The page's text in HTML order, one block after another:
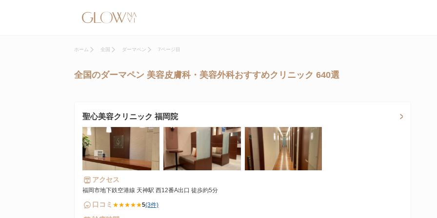
ホーム 全国 ダーマペン 7ページ目
全国のダーマペン 美容皮膚科・美容外科おすすめクリニック 640選
聖心美容クリニック 福岡院
アクセス
福岡市地下鉄空港線 天神駅 西12番A出口 徒歩約5分
口コミ ★★★★★5(3件)